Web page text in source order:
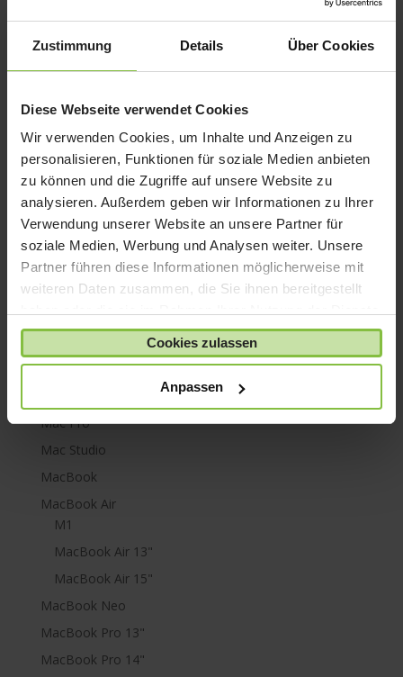
Zustimmung Details Über Cookies
Diese Webseite verwendet Cookies
Wir verwenden Cookies, um Inhalte und Anzeigen zu
personalisieren, Funktionen für soziale Medien anbieten
zu können und die Zugriffe auf unsere Website zu
analysieren. Außerdem geben wir Informationen zu Ihrer
Verwendung unserer Website an unsere Partner für
soziale Medien, Werbung und Analysen weiter. Unsere
Partner führen diese Informationen möglicherweise mit
weiteren Daten zusammen, die Sie ihnen bereitgestellt
gesammelt haben.
Cookies zulassen
Anpassen
iPad mini
iPad Pro
iPhone 6
iPhone SE
iPhone X
iPod nano
iPod shuffle
iPod touch
Kabel & Adapter
Kopfhörer
Lightning
Mac Pro
Mac Studio
MacBook
MacBook Air
M1
MacBook Air 13"
MacBook Air 15"
MacBook Neo
MacBook Pro 13"
MacBook Pro 14"